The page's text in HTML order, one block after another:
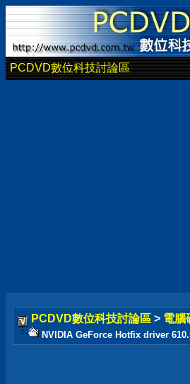
PCDVD數位科技討論區
PCDVD數位科技討論區 > 電腦
NVIDIA GeForce Hotfix driver